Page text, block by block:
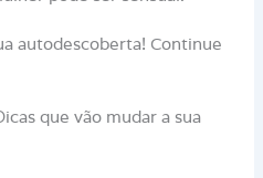
autodescoberta! Continue
que vão mudar a sua